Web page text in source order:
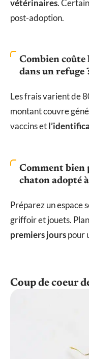
vétérinaires.
post-adoption.
Combien coûte
dans un refuge
Les frais varient de
montant couvre
vaccins et
Comment bien
chaton adopté
Préparez un espace
griffoir et jouets.
premiers jourspour
Coup de coeur